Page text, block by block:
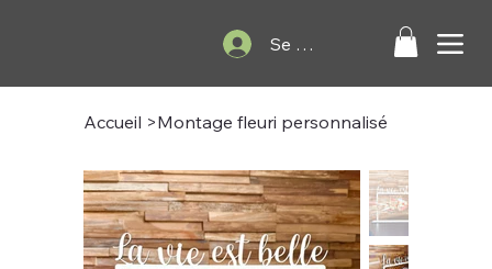
Se connecter
Accueil >Montage fleuri personnalisé